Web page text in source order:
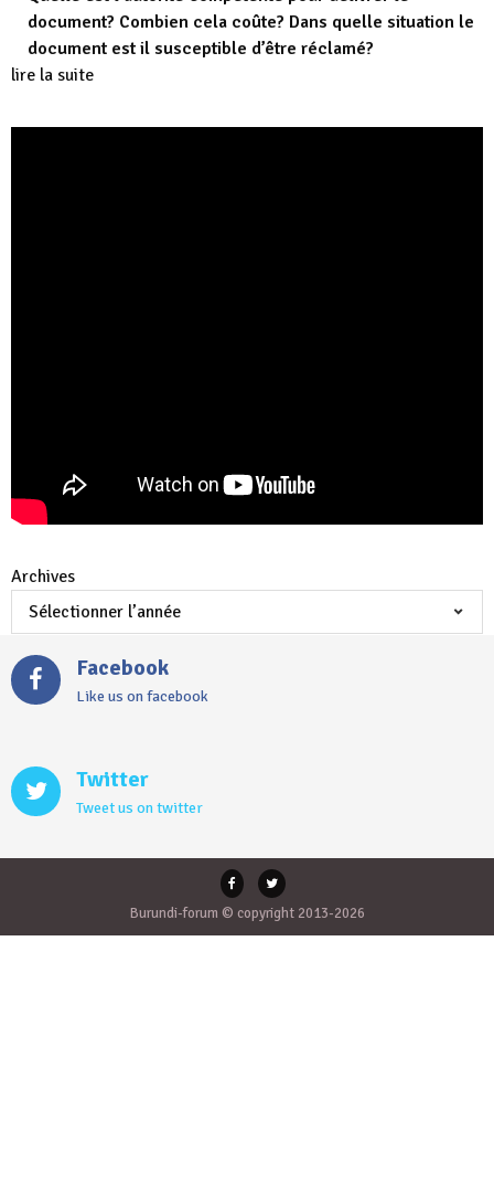
document? Combien cela coûte? Dans quelle situation le
document est il susceptible d’être réclamé?
lire la suite
Archives
Facebook
Like us on facebook
Twitter
Tweet us on twitter
Burundi-forum © copyright 2013-2026